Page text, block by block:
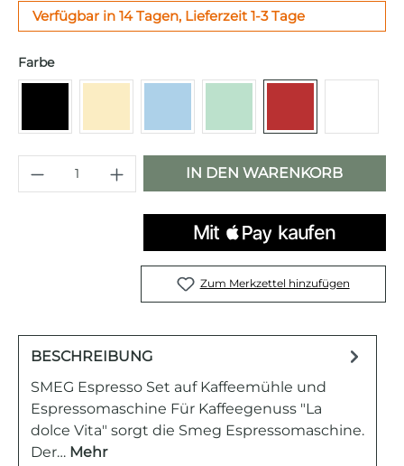
Verfügbar in 14 Tagen, Lieferzeit 1-3 Tage
Farbeauswählen
Produkt Anzahl: Gib den
IN DEN WARENKORB
Zum Merkzettel hinzufügen
BESCHREIBUNG
SMEG Espresso Set auf Kaffeemühle und
Espressomaschine Für Kaffeegenuss "La
dolce Vita" sorgt die Smeg Espressomaschine.
Der… Mehr